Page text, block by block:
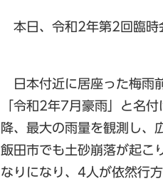
本日、令和2年第2回臨時
日本付近に居座った梅雨
「令和2年7月豪雨」と名
降、最大の雨量を観測し、
飯田市でも土砂崩落が起こ
なりになり、4人が依然行